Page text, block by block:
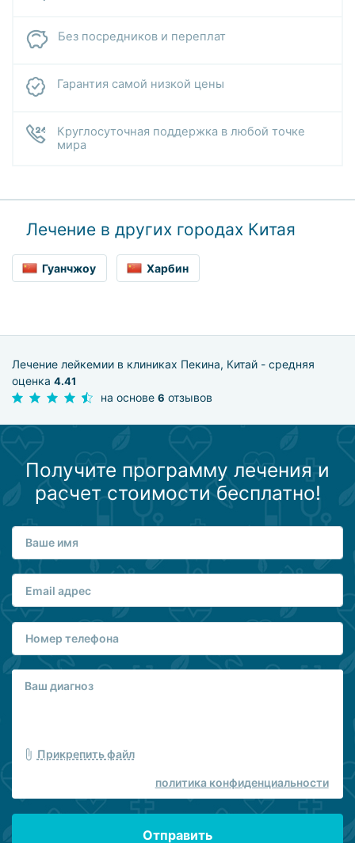
Без посредников и переплат
Гарантия самой низкой цены
Круглосуточная поддержка в любой точке
мира
Лечение в других городах Китая
Гуанчжоу Харбин
Лечение лейкемии в клиниках Пекина, Китай - средняя
оценка 4.41
на основе 6 отзывов
Получите программу лечения и
расчет стоимости бесплатно!
Прикрепить файл
политика конфиденциальности
Отправить